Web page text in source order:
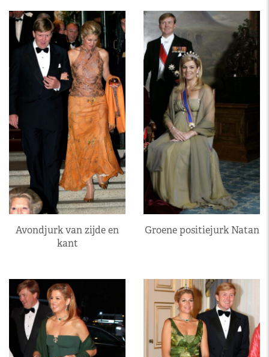
Avondjurk van zijde en
kant
Groene positiejurk Natan